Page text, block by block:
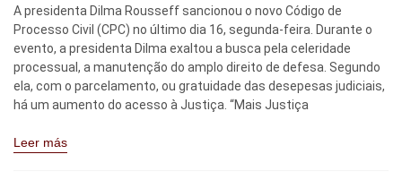
A presidenta Dilma Rousseff sancionou o novo Código de
Processo Civil (CPC) no último dia 16, segunda-feira. Durante o
evento, a presidenta Dilma exaltou a busca pela celeridade
processual, a manutenção do amplo direito de defesa. Segundo
ela, com o parcelamento, ou gratuidade das desepesas judiciais,
há um aumento do acesso à Justiça. “Mais Justiça
Leer más